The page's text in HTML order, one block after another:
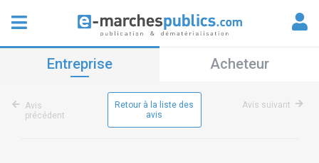
Entreprise Acheteur
Avis
précédent
Retour à la liste des
avis
Avis suivant